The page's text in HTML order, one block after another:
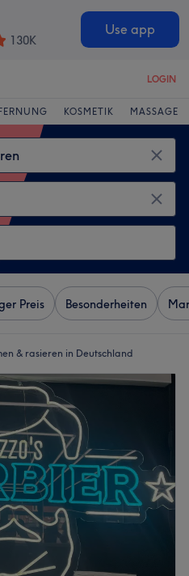
130K
Use app
LOGIN
KOSMETIK MASSAGE
Preis Besonderheiten
& rasieren in Deutschland